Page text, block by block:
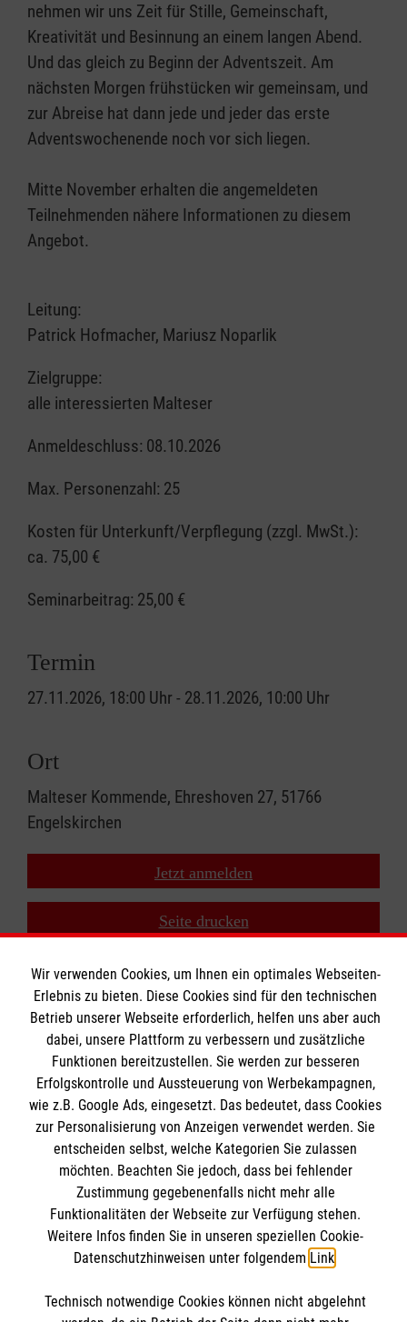
nehmen wir uns Zeit für Stille, Gemeinschaft,
Kreativität und Besinnung an einem langen Abend.
Und das gleich zu Beginn der Adventszeit. Am
nächsten Morgen frühstücken wir gemeinsam, und
zur Abreise hat dann jede und jeder das erste
Adventswochenende noch vor sich liegen.
Mitte November erhalten die angemeldeten
Teilnehmenden nähere Informationen zu diesem
Angebot.
Leitung:
Patrick Hofmacher, Mariusz Noparlik
Zielgruppe:
alle interessierten Malteser
Anmeldeschluss: 08.10.2026
Max. Personenzahl: 25
Kosten für Unterkunft/Verpflegung (zzgl. MwSt.):
ca. 75,00 €
Seminarbeitrag: 25,00 €
Termin
27.11.2026, 18:00 Uhr - 28.11.2026, 10:00 Uhr
Ort
Malteser Kommende, Ehreshoven 27, 51766
Engelskirchen
Jetzt anmelden
Seite drucken
Zurück zu den Suchergebnissen
Geistliches Zentrum
Seminare und Kurse
Jahresthema
Gebete für Malteser
Praxishilfen für den Glauben
Spiritualität & Geschichte
Informationen
Kontakt
Impressum
Malteser online
Wir verwenden Cookies, um Ihnen ein optimales Webseiten-
Erlebnis zu bieten. Diese Cookies sind für den technischen
Betrieb unserer Webseite erforderlich, helfen uns aber auch
dabei, unsere Plattform zu verbessern und zusätzliche
Funktionen bereitzustellen. Sie werden zur besseren
Erfolgskontrolle und Aussteuerung von Werbekampagnen,
wie z.B. Google Ads, eingesetzt. Das bedeutet, dass Cookies
zur Personalisierung von Anzeigen verwendet werden. Sie
entscheiden selbst, welche Kategorien Sie zulassen
möchten. Beachten Sie jedoch, dass bei fehlender
Zustimmung gegebenenfalls nicht mehr alle
Funktionalitäten der Webseite zur Verfügung stehen.
Weitere Infos finden Sie in unseren speziellen Cookie-
Datenschutzhinweisen unter folgendem Link.
Technisch notwendige Cookies können nicht abgelehnt